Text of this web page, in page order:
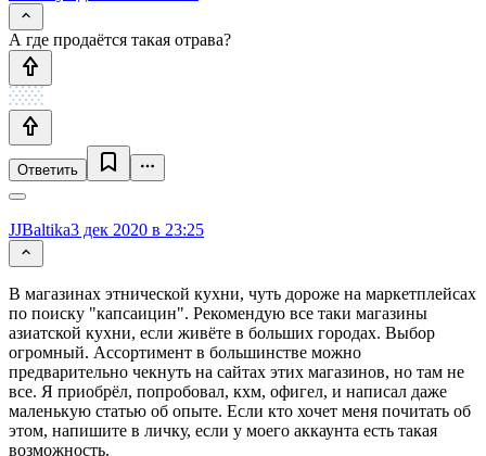
А где продаётся такая отрава?
Ответить
JJBaltika3 дек 2020 в 23:25
В магазинах этнической кухни, чуть дороже на маркетплейсах
по поиску "капсаицин". Рекомендую все таки магазины
азиатской кухни, если живёте в больших городах. Выбор
огромный. Ассортимент в большинстве можно
предварительно чекнуть на сайтах этих магазинов, но там не
все. Я приобрёл, попробовал, кхм, офигел, и написал даже
маленькую статью об опыте. Если кто хочет меня почитать об
этом, напишите в личку, если у моего аккаунта есть такая
возможность.